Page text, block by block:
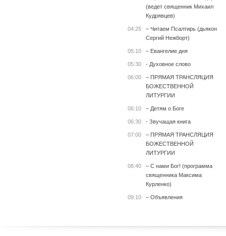
(ведет священник Михаил
Кудрявцев)
04:25
– Читаем Псалтирь (дьякон
Сергий Нежборт)
05:10 – Евангелие дня
05:30 - Духовное слово
06:00
– ПРЯМАЯ ТРАНСЛЯЦИЯ
БОЖЕСТВЕННОЙ
ЛИТУРГИИ
06:10 – Детям о Боге
06:30 - Звучащая книга
07:00
– ПРЯМАЯ ТРАНСЛЯЦИЯ
БОЖЕСТВЕННОЙ
ЛИТУРГИИ
08:40
– С нами Бог! (программа
священника Максима
Курленко)
09:10 – Объявления